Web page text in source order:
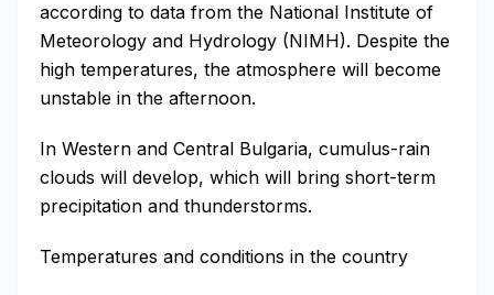
according to data from the National Institute of
Meteorology and Hydrology (NIMH). Despite the
high temperatures, the atmosphere will become
unstable in the afternoon.
In Western and Central Bulgaria, cumulus-rain
clouds will develop, which will bring short-term
precipitation and thunderstorms.
Temperatures and conditions in the country